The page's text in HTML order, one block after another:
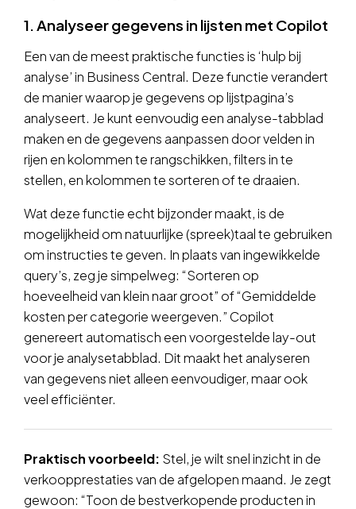
1. Analyseer gegevens in lijsten met Copilot
Een van de meest praktische functies is ‘hulp bij
analyse’ in Business Central. Deze functie verandert
de manier waarop je gegevens op lijstpagina’s
analyseert. Je kunt eenvoudig een analyse-tabblad
maken en de gegevens aanpassen door velden in
rijen en kolommen te rangschikken, filters in te
stellen, en kolommen te sorteren of te draaien.
Wat deze functie echt bijzonder maakt, is de
mogelijkheid om natuurlijke (spreek)taal te gebruiken
om instructies te geven. In plaats van ingewikkelde
query’s, zeg je simpelweg: “Sorteren op
hoeveelheid van klein naar groot” of “Gemiddelde
kosten per categorie weergeven.” Copilot
genereert automatisch een voorgestelde lay-out
voor je analysetabblad. Dit maakt het analyseren
van gegevens niet alleen eenvoudiger, maar ook
veel efficiënter.
Praktisch voorbeeld: Stel, je wilt snel inzicht in de
verkoopprestaties van de afgelopen maand. Je zegt
gewoon: “Toon de bestverkopende producten in